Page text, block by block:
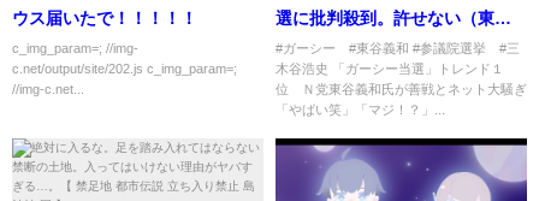
ウス届いたで！！！！！
c_img_param=; //img-
c.net/output/site/202.js c_img_param=;
//img-c.net...
選に批判殺到。許せない（東谷
義和 NHK党 三木谷社長 楽
天 立花孝心 切抜き）
#ガーシー #東谷義和 #参議院選挙 #三
木谷浩史 「ガーシー当選」トレンド１
位 Ｎ党東谷義和氏が善戦とネット大騒ぎ
「やばい笑」「マジ！？」...